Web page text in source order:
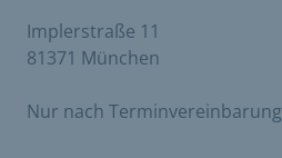
Implerstraße 11
81371 München
Nur nach Terminvereinbarung